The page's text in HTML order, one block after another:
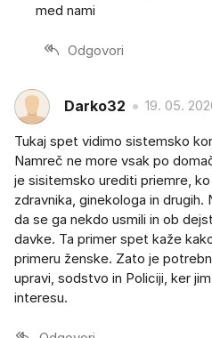
med nami
Odgovori
Darko32 19. 05.
Tukaj spet vidimo sistemsko
Namreč ne more vsak po
je sisitemsko urediti priemre,
zdravnika, ginekologa in
da se ga nekdo usmili in ob
davke. Ta primer spet kaže
primeru ženske. Zato je
upravi, sodstvo in Policiji, ker
interesu.